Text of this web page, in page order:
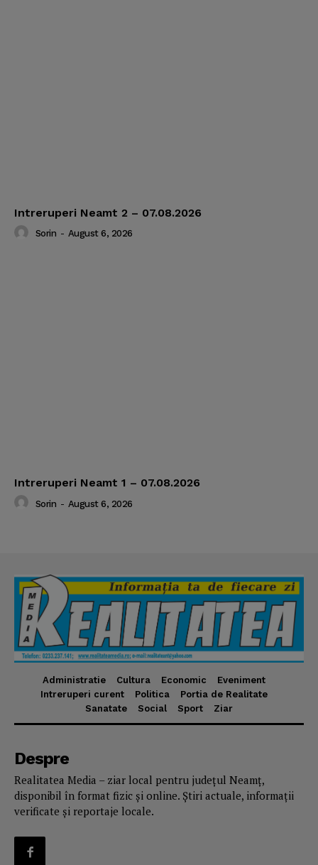
Intreruperi Neamt 2 – 07.08.2026
Sorin - August 6, 2026
Intreruperi Neamt 1 – 07.08.2026
Sorin - August 6, 2026
Administratie Cultura Economic
Eveniment
Intreruperi curent
Politica
Portia de Realitate
Sanatate
Social Sport Ziar
Despre
Realitatea Media – ziar local pentru județul Neamț,
disponibil în format fizic și online. Știri actuale, informații
verificate și reportaje locale.